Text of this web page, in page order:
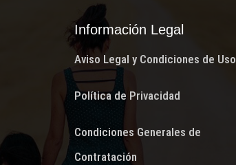
Información Legal
Aviso Legal y Condiciones de Uso
Política de Privacidad
Condiciones Generales de
Contratación